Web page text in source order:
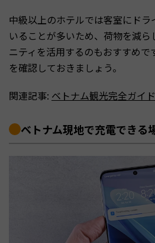
中級以上のホテルでは客室にド
いることが多いため、荷物を減
ニティを活用するのもおすすめで
を確認しておきましょう。
関連記事: ベトナム観光完全ガイド
ベトナム現地で充電できる